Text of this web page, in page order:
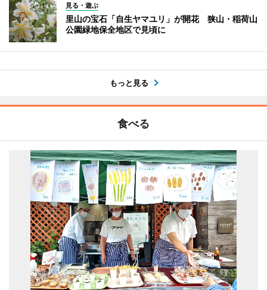
見る・遊ぶ
里山の宝石「自生ヤマユリ」が開花 狭山・稲荷山
公園緑地保全地区で見頃に
もっと見る
食べる